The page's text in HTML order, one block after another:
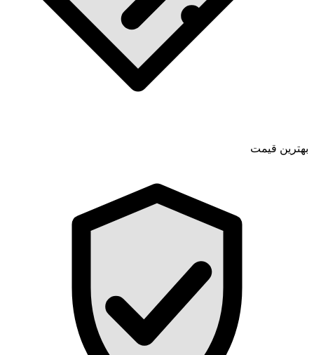
بهترین قیمت